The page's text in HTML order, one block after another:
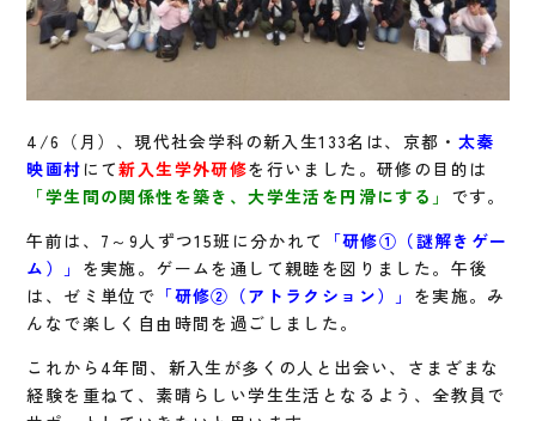
4/6（月）、現代社会学科の新入生133名は、京都・ 太秦
映画村 にて新入生学外研修を行いました。研修の目的は
「学生間の関係性を築き、大学生活を円滑にする 」 です。
午前は、7～9人ずつ15班に分かれて
「研修①（謎解きゲー
ム）
」 を実施。ゲームを通して親睦を図りました。午後
は、ゼミ単位で 「研修②（アトラクション） 」 を実施。み
んなで楽しく自由時間を過ごしました。
これから4年間、新入生が多くの人と出会い、さまざまな
経験を重ねて、素晴らしい学生生活となるよう、全教員で